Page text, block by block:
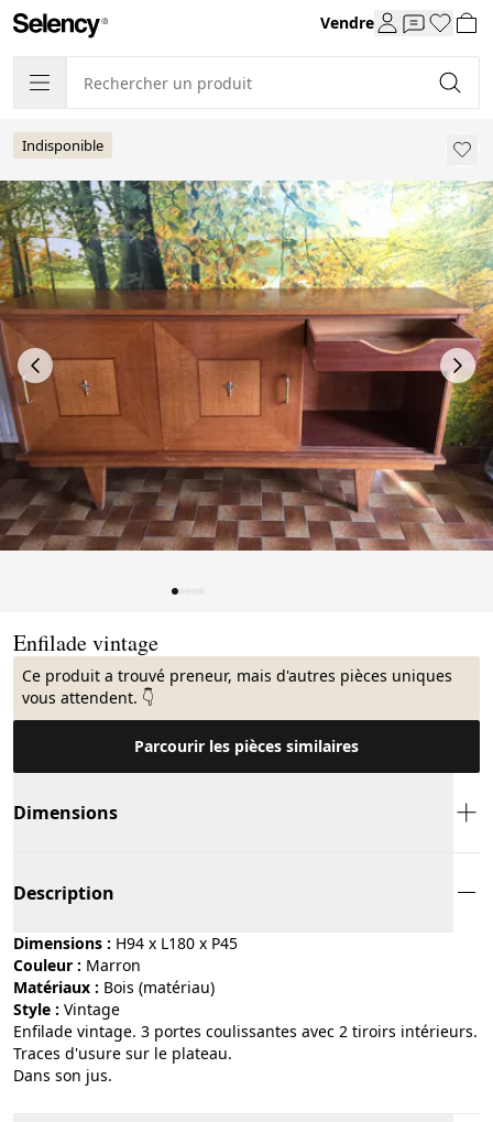
Vendre
Indisponible
Enfilade vintage
Ce produit a trouvé preneur, mais d'autres pièces uniques
vous attendent. 👇
Parcourir les pièces similaires
Dimensions
Description
Dimensions : H94 x L180 x P45
Couleur :
marron
Matériaux :
bois (matériau)
Style :
vintage
Enfilade vintage. 3 portes coulissantes avec 2 tiroirs intérieurs.
Traces d'usure sur le plateau.
Dans son jus.